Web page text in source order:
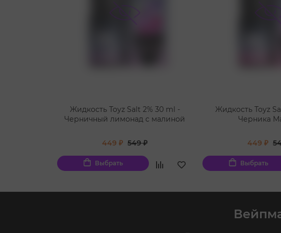
Жидкость Toyz Salt 2% 30 ml -
Черничный лимонад с малиной
449 ₽ 549 ₽
Выбрать
Жидкость Toyz
Черника
449 ₽
Выбрать